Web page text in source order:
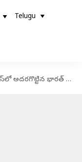
Telugu
భారత్ అమ్మాయిలు